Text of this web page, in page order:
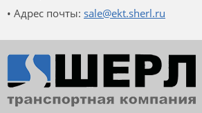
• Адрес почты: sale@ekt.sherl.ru